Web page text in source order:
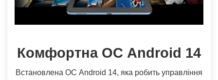
Комфортна ОС Android 14
Встановлена ​​ОС Android 14, яка робить управління